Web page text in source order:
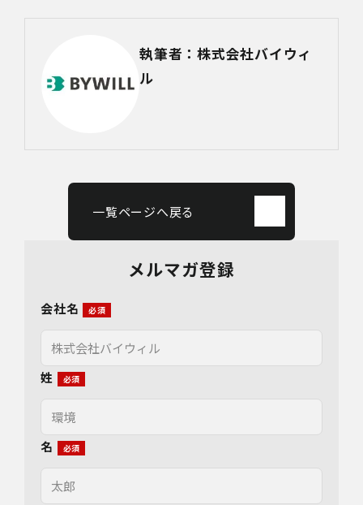
執筆者：株式会社バイウィ
ル
一覧ページへ戻る
メルマガ登録
会社名
姓
名